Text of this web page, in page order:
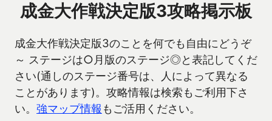
成金大作戦決定版3攻略掲示板
成金大作戦決定版3のことを何でも自由にどうぞ
～ ステージは○月版のステージ◎と表記してくだ
さい(通しのステージ番号は、人によって異なる
ことがあります)。攻略情報は検索もご利用下さ
い。 強マップ情報 もご活用ください。